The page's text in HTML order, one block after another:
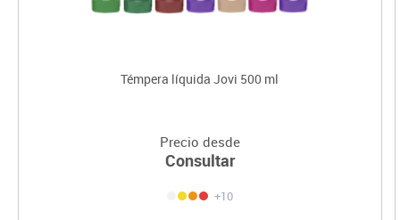
Témpera líquida Jovi 500 ml
Precio desde
Consultar
+10